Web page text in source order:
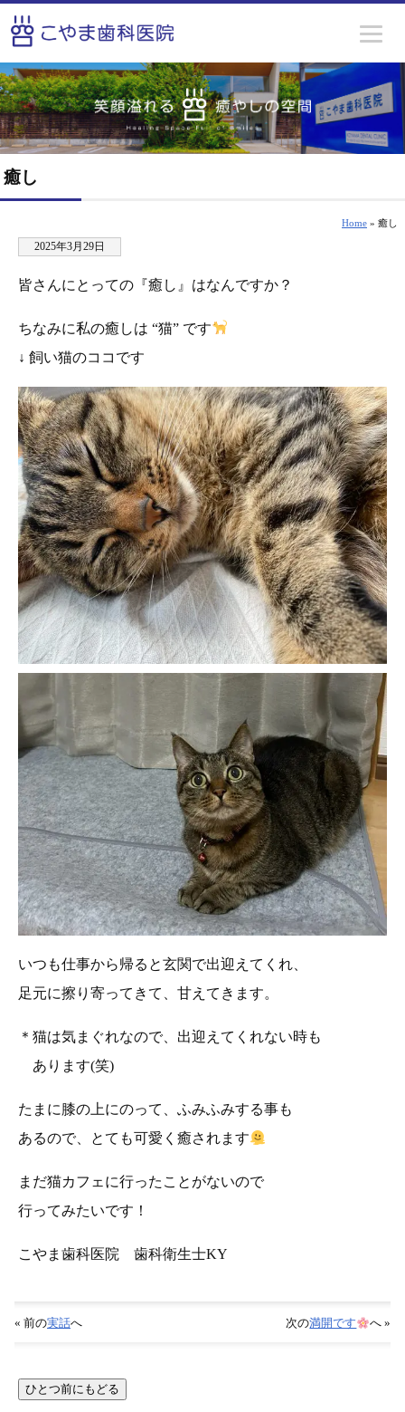
癒し
Home » 癒し
2025年3月29日
皆さんにとっての『癒し』はなんですか？
ちなみに私の癒しは “猫” です
↓ 飼い猫のココです
いつも仕事から帰ると玄関で出迎えてくれ、
足元に擦り寄ってきて、甘えてきます。
＊猫は気まぐれなので、出迎えてくれない時も
あります(笑)
たまに膝の上にのって、ふみふみする事も
あるので、とても可愛く癒されます
まだ猫カフェに行ったことがないので
行ってみたいです！
こやま歯科医院 歯科衛生士KY
« 前の実話へ 次の満開です へ »